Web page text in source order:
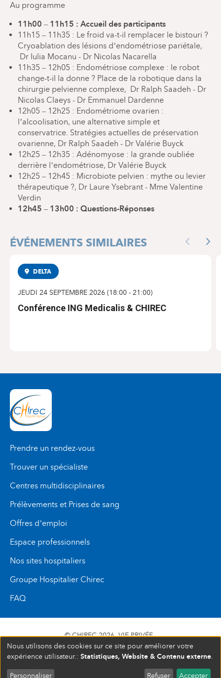
Au programme
11h00 – 11h15 : Accueil des participants
11h15 – 11h35 : Le froid va-t-il remplacer le bistouri ?
Cryoablation des lésions d’endométriose pariétale,
Dr Iulia Mocanu - Dr Nicolas Nacarella
11h35 – 12h05 : Endométriose complexe : le robot
change-t-il la donne ? Place de la robotique dans la
chirurgie pelvienne complexe, Dr Ralph Saadeh - Dr
Nicolas Claeys - Dr Emmanuel Dardenne
12h05 – 12h25 : Endométriome ovarien :
l’alcoolisation, une alternative simple et
conservatrice. Stratégies actuelles de préservation
ovarienne, Dr Ralph Saadeh - Dr Valérie Buyck
12h25 – 12h35 : Adénomyose : la grande oubliée
derrière l’endométriose, Dr Valérie Buyck
12h25 – 12h45 : Microbiote pelvien : mythe ou levier
thérapeutique ?, Dr Laure Ysebrant - Mme Valentine
Verdin
12h45 – 13h00 : Questions-Réponses
ÉVÉNEMENTS SIMILAIRES Previous
DELTA
JEUDI 24 SEPTEMBRE 2026 (18:00 - 21:00)
Conférence ING Medicalis & CHIREC
S'INSCRIRE À UN ÉVÉNEMENT
Prendre un rendez-vous
Trouver un spécialiste
Centres multidisciplinaires
Prélèvements et Prises de sang
Offres d’emploi
Espace professionnels
Nos sites hospitaliers
Groupe Hospitalier Chirec
FAQ
© CHIREC 2026 VIE PRIVÉE
SIÈGE SOCIAL BOULEVARD DU TRIOMPHE 201 1160
BRUXELLES N° D’ENTREPRISE : 472 937 059
Nous utilisons des cookies sur ce site pour améliorer votre
expérience utilisateur.: Statistiques, Website & Contenu externe.
Personnaliser Refuser Accepter